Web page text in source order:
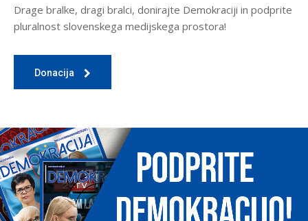
Drage bralke, dragi bralci, donirajte Demokraciji in podprite
pluralnost slovenskega medijskega prostora!
Donacija